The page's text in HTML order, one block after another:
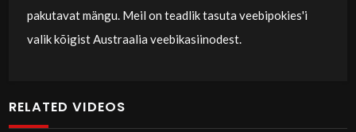
pakutavat mängu. Meil ​​on teadlik tasuta veebipokies'i
valik kõigist Austraalia veebikasiinodest.
RELATED VIDEOS